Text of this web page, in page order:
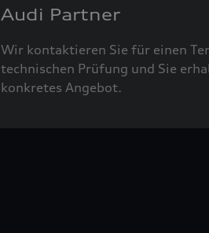
Audi Partner
Wir kontaktieren Sie für einen
technischen Prüfung und Sie
konkretes Angebot.